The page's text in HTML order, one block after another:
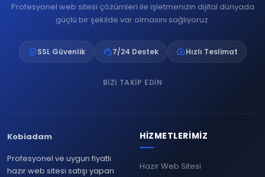
Profesyonel web sitesi çözümleri ile işletmenizin dijital dünyada
güçlü bir şekilde var olmasını sağlıyoruz.
verified_userSSL Güvenlik support_agent7/24 Destek speedHızlı Teslimat
BIZI TAKIP EDIN
Kobiadam
Profesyonel ve uygun fiyatlı
hazır web sitesi satışı yapan
HIZMETLERIMIZ
Hazır Web Sitesi